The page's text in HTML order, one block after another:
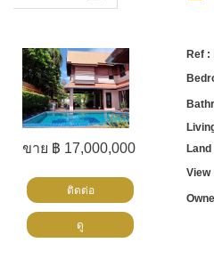
ขาย ฿ 17,000,000
ติดต่อ
ดู